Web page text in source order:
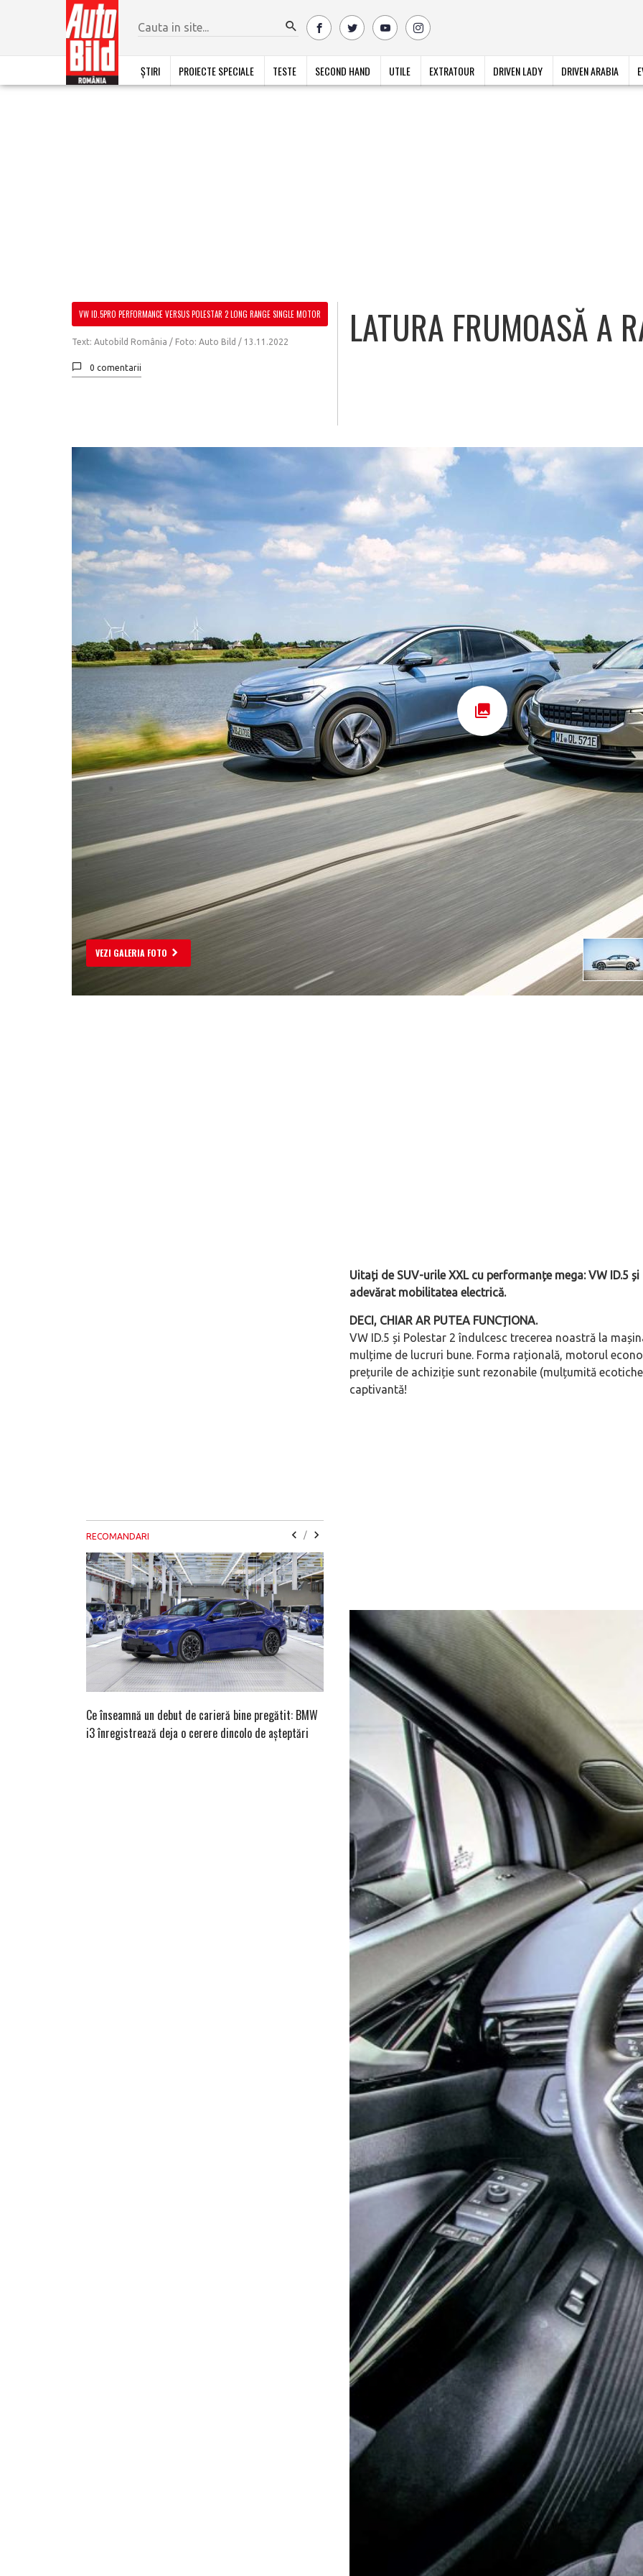
ȘTIRI PROIECTE SPECIALE TESTE SECOND HAND UTILE EXTRATOUR DRIVEN LADY DRIVEN ARABIA
VW ID.5PRO PERFORMANCE VERSUS POLESTAR 2 LONG RANGE SINGLE MOTOR
Text: Autobild România / Foto: Auto Bild / 13.11.2022
0 comentarii
LATURA FRUMOASĂ A
VEZI GALERIA FOTO
Uitați de SUV-urile XXL cu performanțe mega: VW ID.5
adevărat mobilitatea electrică.
DECI, CHIAR AR PUTEA FUNCȚIONA.
VW ID.5 și Polestar 2 îndulcesc trecerea noastră la
mulțime de lucruri bune. Forma rațională, motorul
prețurile de achiziție sunt rezonabile (mulțumită
captivantă!
RECOMANDARI /
Ce înseamnă un debut de carieră bine pregătit: BMW
i3 înregistrează deja o cerere dincolo de așteptări
Versiune MINI Countryman încă nelansată oficial, dată
pe mâna fetelor în competiția off-road Rebelle Rally
Pentru cine știe
Blackbird va suna
altfel!